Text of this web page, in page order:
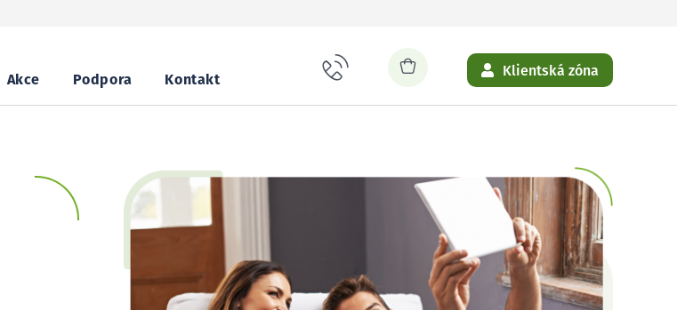
Akce Podpora Kontakt
Klientská zóna